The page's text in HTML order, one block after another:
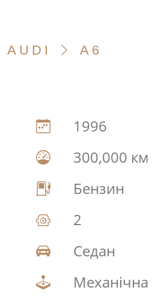
AUDI A6
1996
300,000 км
Бензин
2
Седан
Механічна